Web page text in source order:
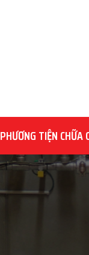
PHƯƠNG TIỆN CHỮA